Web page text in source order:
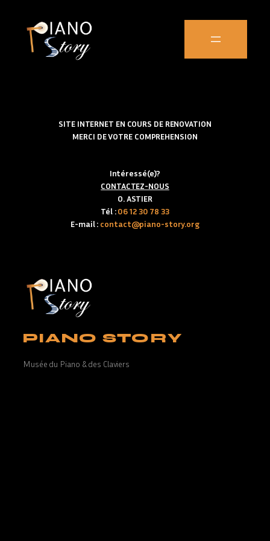
SITE INTERNET EN COURS DE RENOVATION
MERCI DE VOTRE COMPREHENSION
Intéressé(e)?
CONTACTEZ-NOUS
O. ASTIER
Tél :06 12 30 78 33
E-mail : contact@piano-story.org
PIANO STORY
Musée du Piano & des Claviers